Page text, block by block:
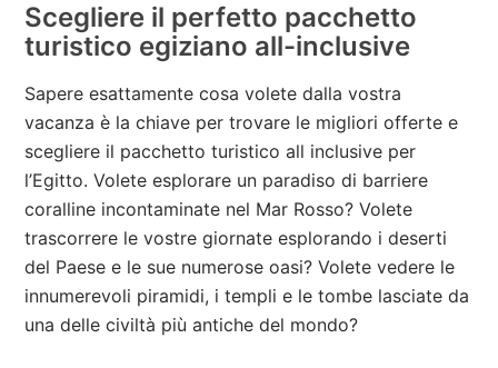
Scegliere il perfetto pacchetto
turistico egiziano all-inclusive
Sapere esattamente cosa volete dalla vostra
vacanza è la chiave per trovare le migliori offerte e
scegliere il pacchetto turistico all inclusive per
l’Egitto. Volete esplorare un paradiso di barriere
coralline incontaminate nel Mar Rosso? Volete
trascorrere le vostre giornate esplorando i deserti
del Paese e le sue numerose oasi? Volete vedere le
innumerevoli piramidi, i templi e le tombe lasciate da
una delle civiltà più antiche del mondo?